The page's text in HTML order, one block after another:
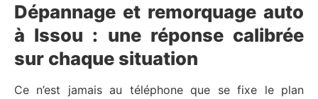
Dépannage et remorquage auto
à Issou : une réponse calibrée
sur chaque situation
Ce n’est jamais au téléphone que se fixe le plan